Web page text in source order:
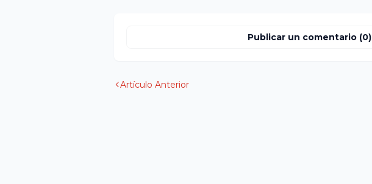
Publicar un comentario (0)
Artículo Anterior